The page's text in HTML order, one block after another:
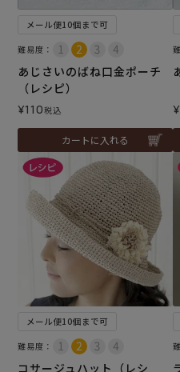
メール便10個まで可
難易度：
あじさいのばね口金ポーチ
（レシピ）
¥110税込
カートに入れる
¥
メール便10個まで可
難易度：
コサージュハット（レシ